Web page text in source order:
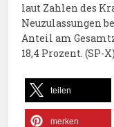
laut Zahlen des
Neuzulassungen
Anteil am
18,4 Prozent. (SP-X)
teilen
merken